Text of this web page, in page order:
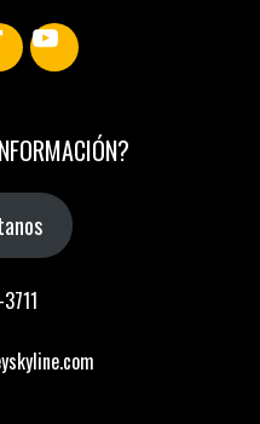
YouTube
?